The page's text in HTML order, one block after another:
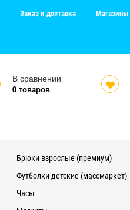
Заказ и доставка Магазины
В сравнении
0товаров
Брюки взрослые (премиум)
Футболки детские (массмаркет)
Часы